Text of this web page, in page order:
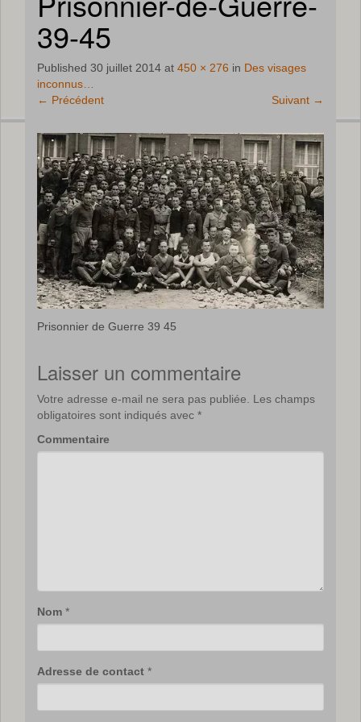
39-45
Published 30 juillet 2014 at 450 × 276 in Des visages
inconnus…
← Précédent Suivant →
Prisonnier de Guerre 39 45
Laisser un commentaire
Votre adresse e-mail ne sera pas publiée.
Les champs
obligatoires sont indiqués avec *
Commentaire
Nom *
Adresse de contact *